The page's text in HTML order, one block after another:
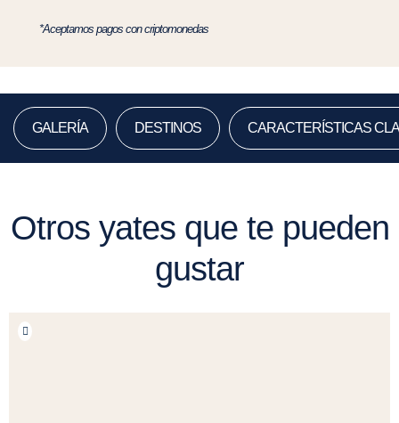
*Aceptamos pagos con criptomonedas
GALERÍA DESTINOS CARACTERÍSTICAS
Otros yates que te pueden
gustar